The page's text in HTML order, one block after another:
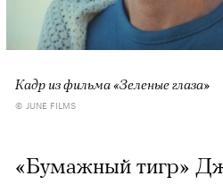
Кадр из фильма «Зеленые глаза»
© JUNE FILMS
«Бумажный тигр»